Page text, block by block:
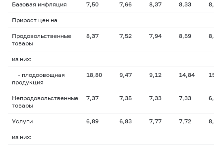
Базовая инфляция 7,50 7,66 8,37 8,33 8,08
Прирост цен на
Продовольственные
товары
8,37 7,52 7,94 8,59 8,50
из них:
- плодоовощная
продукция
18,80 9,47 9,12 14,84
Непродовольственные
товары
7,37 7,35 7,33 7,33 6,88
Услуги 6,89 6,83 7,77 7,72 8,67
из них: